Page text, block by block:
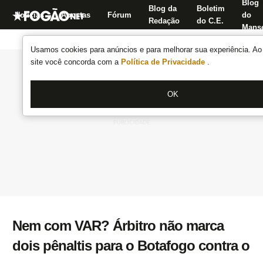
Usamos cookies para anúncios e para melhorar sua experiência.
site você concorda com a Política de Privacidade .
OK
Notícias Apostas Fórum
Blog da
Redação
Boletim
do C.E.
Blog
do
Nem com VAR? Árbitro não marca
dois pênaltis para o Botafogo contra o